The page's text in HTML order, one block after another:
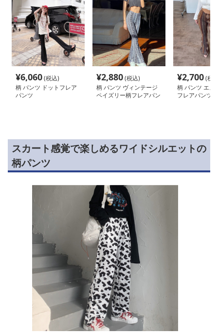
¥6,060(税込)
柄 パンツ ドットフレア
パンツ
¥2,880(税込)
柄 パンツ ヴィンテージ
ペイズリー柄フレアパン
¥2,700(税
柄 パンツ エス
フレアパンツ柄
スカート感覚で楽しめるワイドシルエットの
柄パンツ